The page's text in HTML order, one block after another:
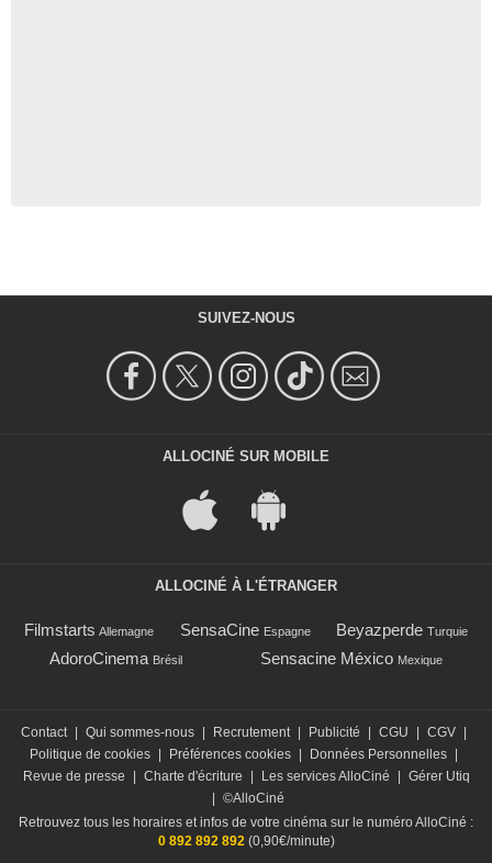
SUIVEZ-NOUS
ALLOCINÉ SUR MOBILE
ALLOCINÉ À L'ÉTRANGER
Filmstarts Allemagne SensaCine Espagne Beyazperde Turquie
AdoroCinema Brésil Sensacine México Mexique
Contact Qui sommes-nous Recrutement Publicité CGU CGV
Politique de cookies
Préférences cookies Données Personnelles
Revue de presse
Charte d'écriture Les services AlloCiné
Gérer Utiq
©AlloCiné
Retrouvez tous les horaires et infos de votre cinéma sur le numéro AlloCiné :
0 892 892 892(0,90€/minute)